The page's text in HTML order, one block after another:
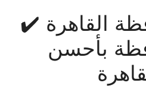
القاهرة ✔️
بأحسن